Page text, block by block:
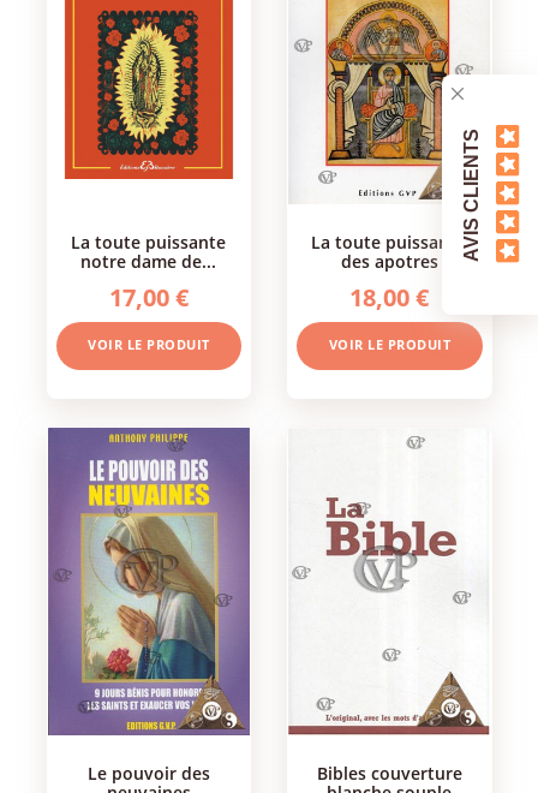
la toute puissante
notre dame de...
17,00 €
VOIR LE PRODUIT
la toute puissance
des apotres
18,00 €
VOIR LE PRODUIT
le pouvoir des
bibles couverture
AVIS CLIENTS